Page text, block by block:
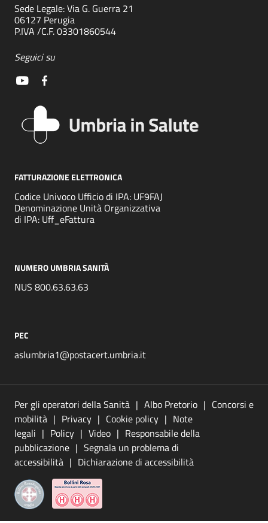
Sede Legale: Via G. Guerra 21
06127 Perugia
P.IVA /C.F. 03301860544
Seguici su
FATTURAZIONE ELETTRONICA
Codice Univoco Ufficio di IPA: UF9FAJ
Denominazione Unità Organizzativa
di IPA: Uff_eFattura
NUMERO UMBRIA SANITÀ
NUS 800.63.63.63
PEC
aslumbria1@postacert.umbria.it
Per gli operatori della Sanità Albo Pretorio
Concorsi e
mobilità
Privacy Cookie policy
Note
legali
Policy Video
Responsabile della
pubblicazione
Segnala un problema di
accessibilità
Dichiarazione di accessibilità